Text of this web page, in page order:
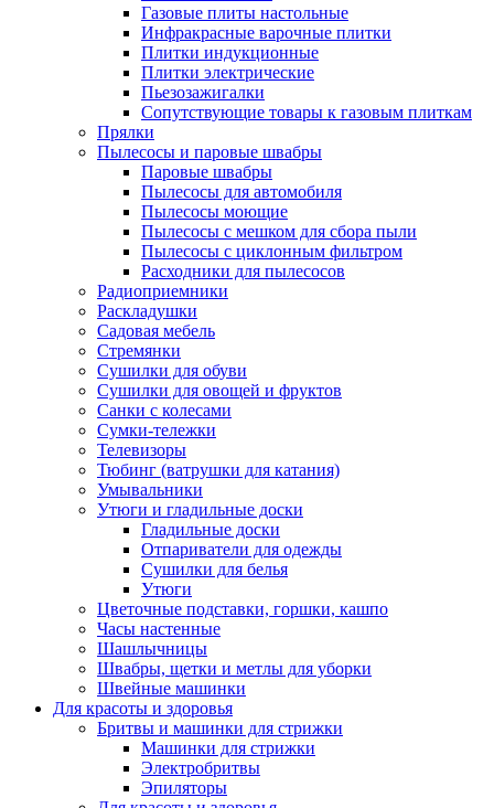
Газовые плиты настольные
Инфракрасные варочные плитки
Плитки индукционные
Плитки электрические
Пьезозажигалки
Сопутствующие товары к газовым плиткам
Прялки
Пылесосы и паровые швабры
Паровые швабры
Пылесосы для автомобиля
Пылесосы моющие
Пылесосы с мешком для сбора пыли
Пылесосы с циклонным фильтром
Расходники для пылесосов
Радиоприемники
Раскладушки
Садовая мебель
Стремянки
Сушилки для обуви
Сушилки для овощей и фруктов
Санки с колесами
Сумки-тележки
Телевизоры
Тюбинг (ватрушки для катания)
Умывальники
Утюги и гладильные доски
Гладильные доски
Отпариватели для одежды
Сушилки для белья
Утюги
Цветочные подставки, горшки, кашпо
Часы настенные
Шашлычницы
Швабры, щетки и метлы для уборки
Швейные машинки
Для красоты и здоровья
Бритвы и машинки для стрижки
Машинки для стрижки
Электробритвы
Эпиляторы